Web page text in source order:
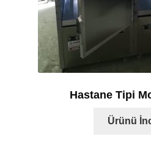
Hastane Tipi
Ürünü